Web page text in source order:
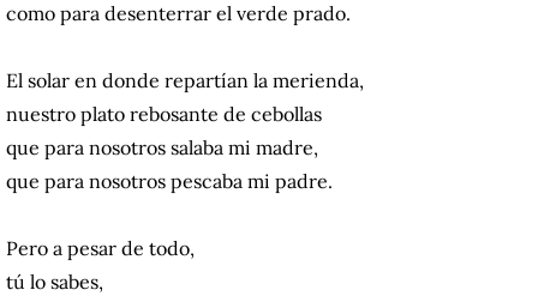
como para desenterrar el verde prado.
El solar en donde repartían la merienda,
nuestro plato rebosante de cebollas
que para nosotros salaba mi madre,
que para nosotros pescaba mi padre.
Pero a pesar de todo,
tú lo sabes,